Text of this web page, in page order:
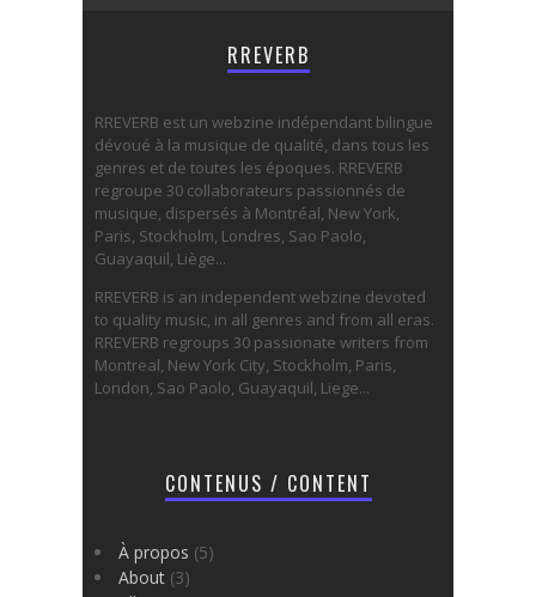
RREVERB
RREVERB est un webzine indépendant bilingue
dévoué à la musique de qualité, dans tous les
genres et de toutes les époques. RREVERB
regroupe 30 collaborateurs passionnés de
musique, dispersés à Montréal, New York,
Paris, Stockholm, Londres, Sao Paolo,
Guayaquil, Liège...
RREVERB is an independent webzine devoted
to quality music, in all genres and from all eras.
RREVERB regroups 30 passionate writers from
Montreal, New York City, Stockholm, Paris,
London, Sao Paolo, Guayaquil, Liege...
CONTENUS / CONTENT
À propos (5)
About (3)